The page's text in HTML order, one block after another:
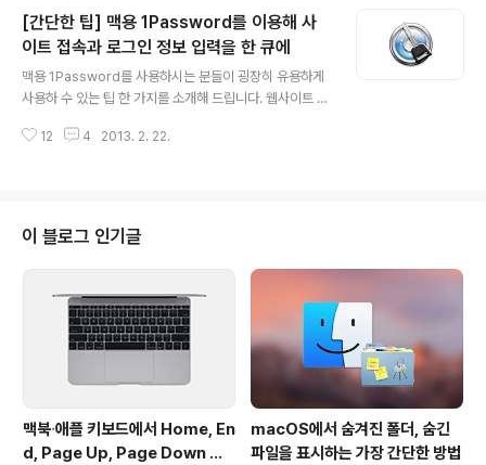
성 상품도 자주 올라오는데다 애플 스토어 판매 정책의 이
점을(30일 단순변심 환불) 그대로 누릴 수 있기 때문입니
다. 또 리퍼비시 스토어를 통해 맥 기본 사양 제품을 구매했
는데 램이나 하드, CPU가 CTO 구성 시에 장착되는 상급
니티 등지에서 그리 어렵지 않게 볼 수 있습니다.다만 제품
[간단한 팁] 맥용 1Password를 이용해 사
이트 접속과 로그인 정보 입력을 한 큐에
맥용 1Password를 사용하시는 분들이 굉장히 유용하게
사용하 수 있는 팁 한 가지를 소개해 드립니다. 웹사이트 접
리 진행할 수 있는 방법입니다. 책갈피에 1Password 북
정보 입력 작업까지 자동으로 한 큐에 이뤄집니다. ▼ 알프
레드(Alfred)와 1Password 연동하기 알프레드 파워팩
에도 1Password 연동 기능이 있어 사이트 접속 및 로그
인 정보 입력을 키보드로 한 큐에 하실 수 있습니다. ▼ 물
론 해당 기능을 사용하기에 앞서 알프레드 환경설정에서 'E
nable 1P..
12 4 2013. 2. 22.
이 블로그 인기글
맥북∙애플 키보드에서 Home, En
d, Page Up, Page Down 키
macOS에서 숨겨진 폴더, 숨긴
파일을 표시하는 가장 간단한 방법